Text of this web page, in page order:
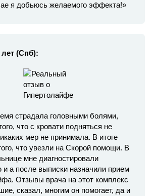
я добьюсь желаемого эффекта!»
(Спб):
страдала головными болями,
что с кровати подняться не
мер не принимала. В итоге
что увезли на Скорой помощи. В
мне диагностировали
и а после выписки назначили прием
Отзывы врача на этот комплекс
сказал, многим он помогает, да и